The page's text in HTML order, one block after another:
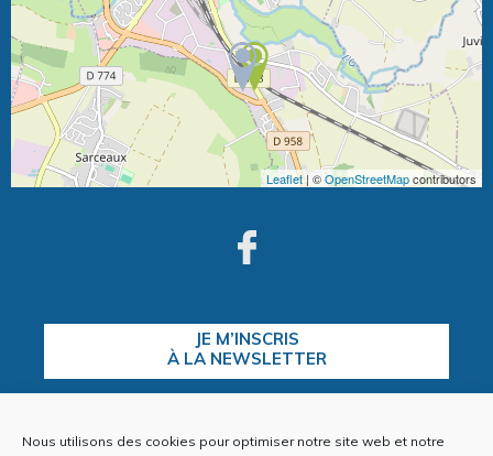
Nous utilisons des cookies pour optimiser notre site web et notre
Leaflet| ©OpenStreetMapcontributors
JE M’INSCRIS
À LA NEWSLETTER